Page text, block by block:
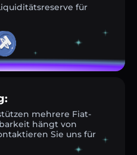
für
mehrere Fiat-
hängt von
Sie uns für